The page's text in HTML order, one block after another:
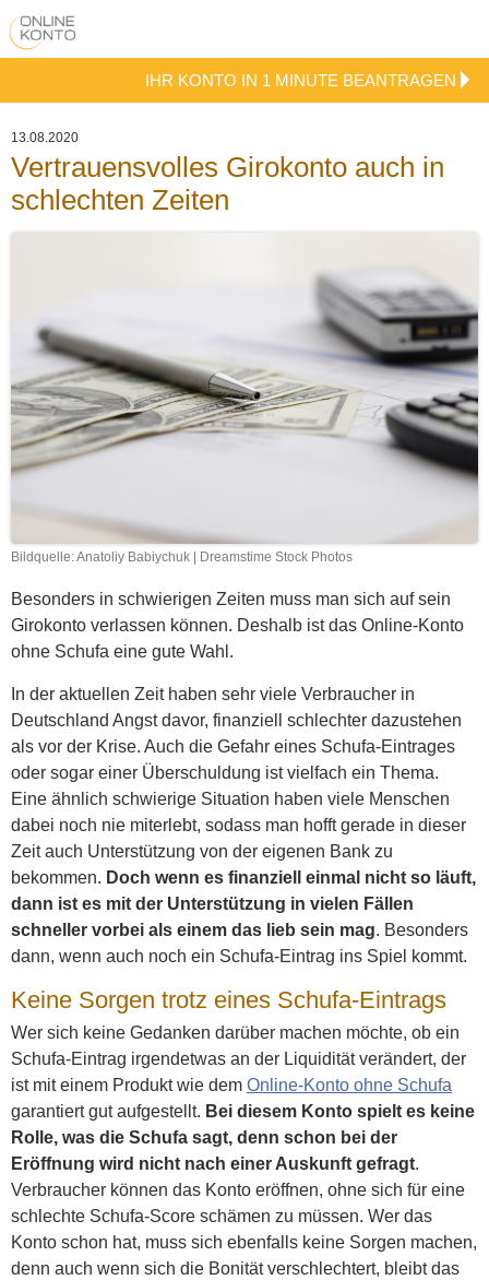
IHR KONTO IN 1 MINUTE BEANTRAGEN
13.08.2020
Vertrauensvolles Girokonto auch in
schlechten Zeiten
Bildquelle: Anatoliy Babiychuk | Dreamstime Stock Photos
Besonders in schwierigen Zeiten muss man sich auf sein
Girokonto verlassen können. Deshalb ist das Online-Konto
ohne Schufa eine gute Wahl.
In der aktuellen Zeit haben sehr viele Verbraucher in
Deutschland Angst davor, finanziell schlechter dazustehen
als vor der Krise. Auch die Gefahr eines Schufa-Eintrages
oder sogar einer Überschuldung ist vielfach ein Thema.
Eine ähnlich schwierige Situation haben viele Menschen
dabei noch nie miterlebt, sodass man hofft gerade in dieser
Zeit auch Unterstützung von der eigenen Bank zu
bekommen. Doch wenn es finanziell einmal nicht so läuft,
dann ist es mit der Unterstützung in vielen Fällen
schneller vorbei als einem das lieb sein mag. Besonders
dann, wenn auch noch ein Schufa-Eintrag ins Spiel kommt.
Keine Sorgen trotz eines Schufa-Eintrags
Wer sich keine Gedanken darüber machen möchte, ob ein
Schufa-Eintrag irgendetwas an der Liquidität verändert, der
ist mit einem Produkt wie dem Online-Konto ohne Schufa
garantiert gut aufgestellt. Bei diesem Konto spielt es keine
Rolle, was die Schufa sagt, denn schon bei der
Eröffnung wird nicht nach einer Auskunft gefragt.
Verbraucher können das Konto eröffnen, ohne sich für eine
schlechte Schufa-Score schämen zu müssen. Wer das
Konto schon hat, muss sich ebenfalls keine Sorgen machen,
denn auch wenn sich die Bonität verschlechtert, bleibt das